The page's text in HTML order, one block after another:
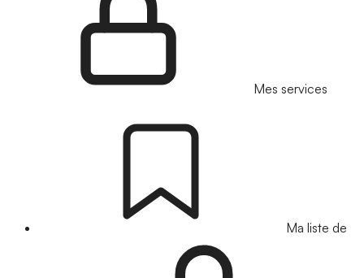
Mes services
Ma liste de